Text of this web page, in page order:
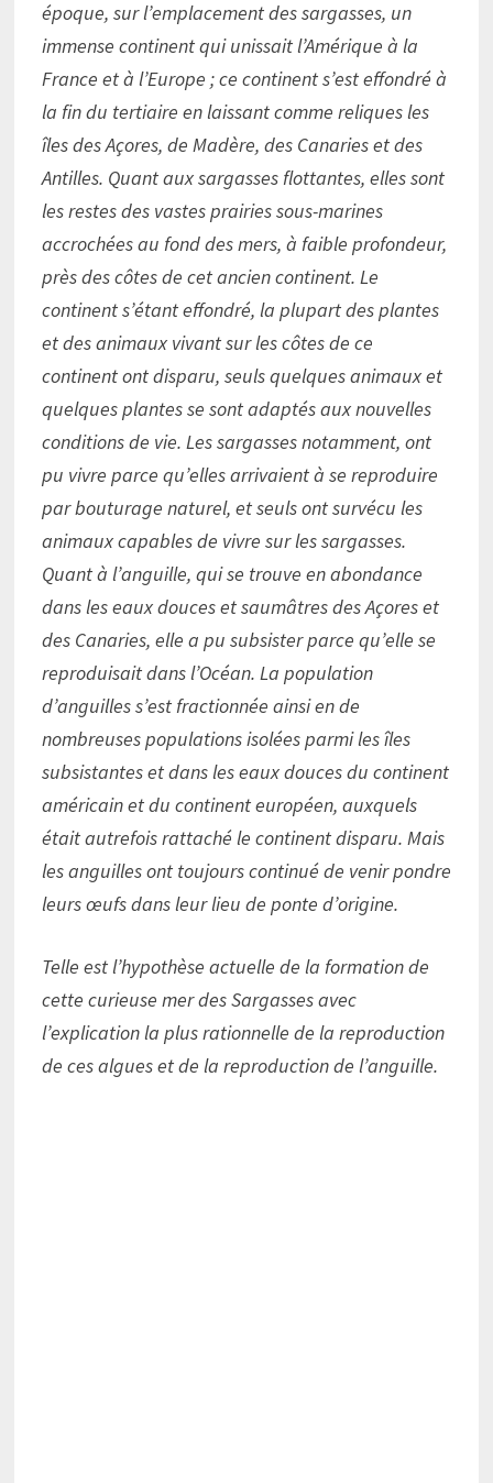
époque, sur l’emplacement des sargasses, un
immense continent qui unissait l’Amérique à la
France et à l’Europe ; ce continent s’est effondré à
la fin du tertiaire en laissant comme reliques les
îles des Açores, de Madère, des Canaries et des
Antilles. Quant aux sargasses flottantes, elles sont
les restes des vastes prairies sous-marines
accrochées au fond des mers, à faible profondeur,
près des côtes de cet ancien continent. Le
continent s’étant effondré, la plupart des plantes
et des animaux vivant sur les côtes de ce
continent ont disparu, seuls quelques animaux et
quelques plantes se sont adaptés aux nouvelles
conditions de vie. Les sargasses notamment, ont
pu vivre parce qu’elles arrivaient à se reproduire
par bouturage naturel, et seuls ont survécu les
animaux capables de vivre sur les sargasses.
Quant à l’anguille, qui se trouve en abondance
dans les eaux douces et saumâtres des Açores et
des Canaries, elle a pu subsister parce qu’elle se
reproduisait dans l’Océan. La population
d’anguilles s’est fractionnée ainsi en de
nombreuses populations isolées parmi les îles
subsistantes et dans les eaux douces du continent
américain et du continent européen, auxquels
était autrefois rattaché le continent disparu. Mais
les anguilles ont toujours continué de venir pondre
leurs œufs dans leur lieu de ponte d’origine.
Telle est l’hypothèse actuelle de la formation de
cette curieuse mer des Sargasses avec
l’explication la plus rationnelle de la reproduction
de ces algues et de la reproduction de l’anguille.